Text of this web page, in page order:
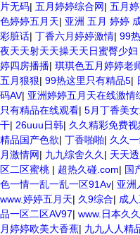
片无码| 五月婷婷综合网| 五月
色婷婷五月天| 亚洲 五月 婷婷
彩脏话| 丁香六月婷婷激情| 99
夜天天射天天操天天日蜜臀少妇
婷四房播播| 琪琪色五月婷婷老
五月狠狠| 99热这里只有精品5|
码AV| 亚洲婷婷五月天在线激情
只有精品在线观看| 5月丁香美
干| 26uuu日韩| 久久精彩免费视
精品国产色欲| 丁香啪啪| 久久
月激情网| 九九综舍久久 | 天天
区二区蜜桃 | 超热久碰.com| 国
色一情一乱一乱一区91Av| 亚洲
www.婷婷五月天| 久9综合| 成
品一区二区AV97| www.日本久
月婷婷欧美大香蕉| 九九人人精